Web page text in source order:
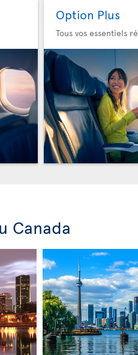
Option Plus
Tous vos essentiels
Canada